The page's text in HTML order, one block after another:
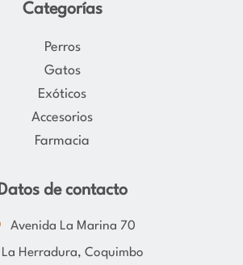
Categorías
Perros
Gatos
Exóticos
Accesorios
Farmacia
Datos de contacto
Avenida La Marina 70
La Herradura, Coquimbo